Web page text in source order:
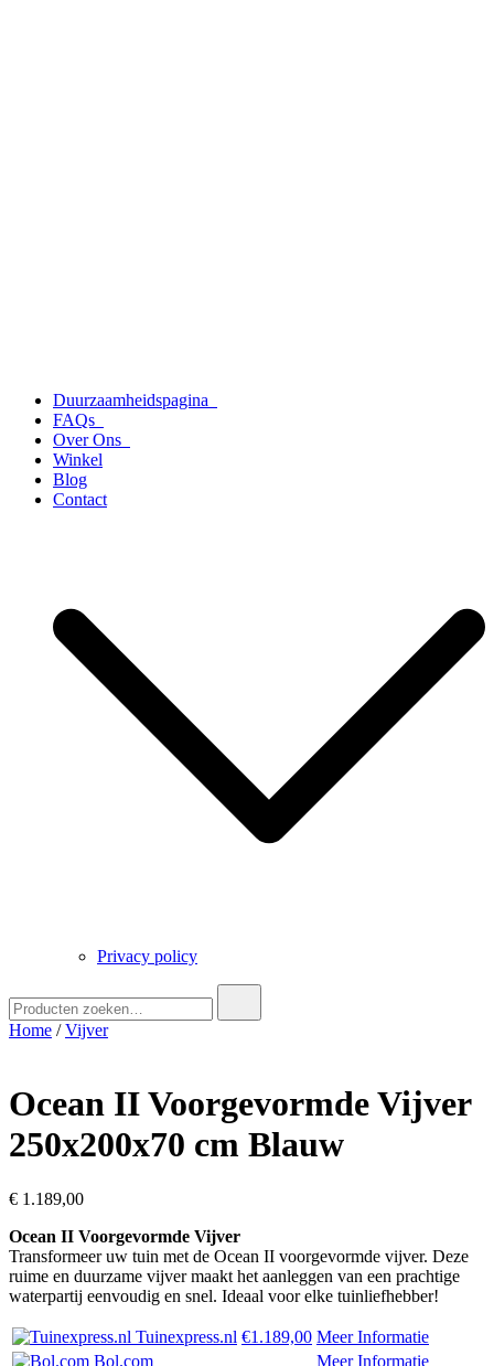
Duurzaamheidspagina
FAQs
Over Ons
Winkel
Blog
Contact
Privacy policy
naar:
Home /Vijver
Ocean II Voorgevormde Vijver
250x200x70 cm Blauw
€ 1.189,00
Ocean II Voorgevormde Vijver
Transformeer uw tuin met de Ocean II voorgevormde vijver. Deze
ruime en duurzame vijver maakt het aanleggen van een prachtige
waterpartij eenvoudig en snel. Ideaal voor elke tuinliefhebber!
Tuinexpress.nl €1.189,00 Meer Informatie
Bol.com
Meer Informatie